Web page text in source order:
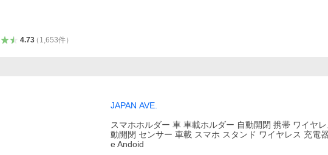
4.73（ 1,653件）
JAPAN AVE.
スマホホルダー 車 車載ホルダー 自動開閉 携帯 ワイヤ
動開閉 センサー 車載 スマホ スタンド ワイヤレス 充電
e Andoid